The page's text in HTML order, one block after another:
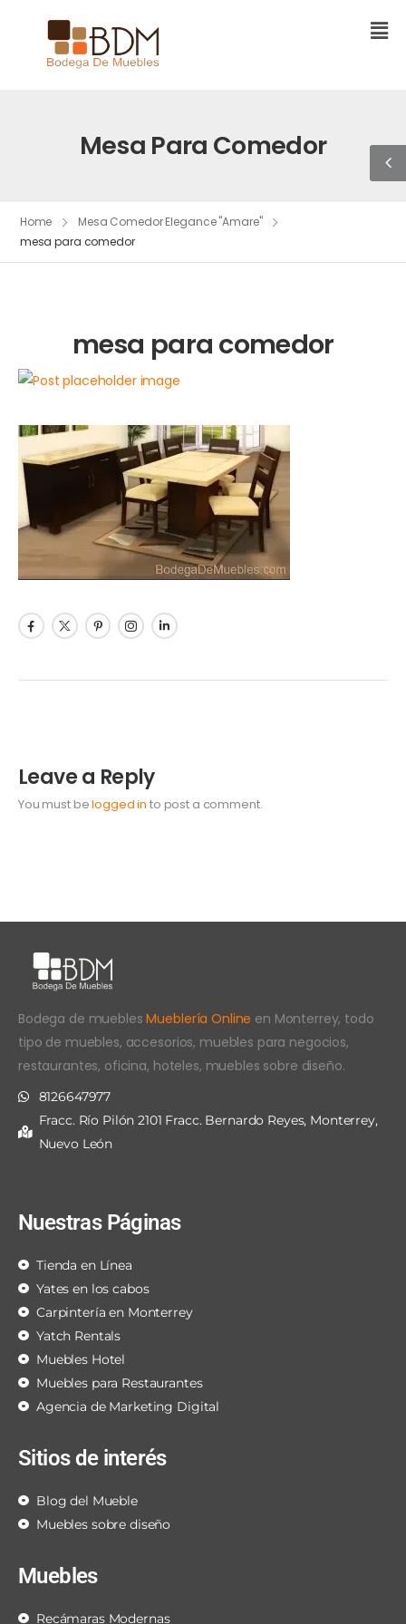
Mesa Para Comedor
Home
Mesa Comedor Elegance "Amare"
mesa para comedor
mesa para comedor
Leave a Reply
You must belogged in to post a comment.
Bodega de mueblesMueblería Online en Monterrey, todo
tipo de muebles, accesorios, muebles para negocios,
restaurantes, oficina, hoteles, muebles sobre diseño.
8126647977
Fracc. Río Pilón 2101 Fracc. Bernardo Reyes, Monterrey,
Nuevo León
Nuestras Páginas
Tienda en Línea
Yates en los cabos
Carpintería en Monterrey
Yatch Rentals
Muebles Hotel
Muebles para Restaurantes
Agencia de Marketing Digital
Sitios de interés
Blog del Mueble
Muebles sobre diseño
Muebles
Recámaras Modernas